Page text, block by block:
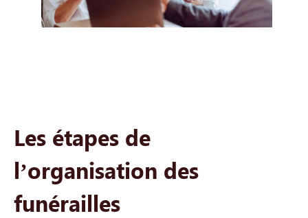
Les étapes de
l’organisation des
funérailles